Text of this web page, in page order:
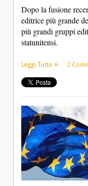
Dopo la fusione
editrice più grande
più grandi gruppi
statunitensi.
Leggi Tutto 2